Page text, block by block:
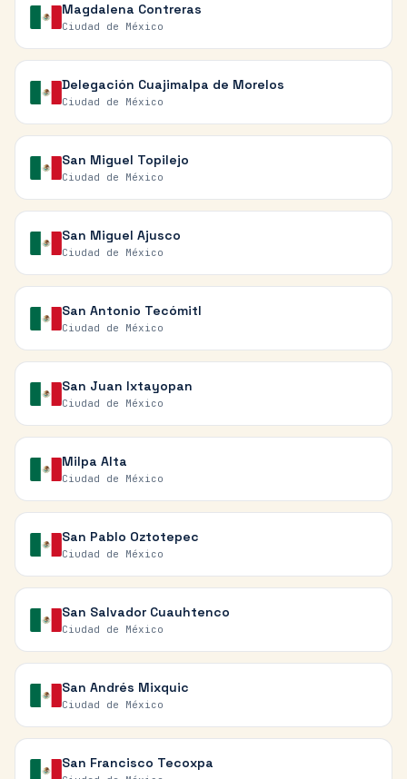
Magdalena Contreras
Ciudad de México
Delegación Cuajimalpa de Morelos
Ciudad de México
San Miguel Topilejo
Ciudad de México
San Miguel Ajusco
Ciudad de México
San Antonio Tecómitl
Ciudad de México
San Juan Ixtayopan
Ciudad de México
Milpa Alta
Ciudad de México
San Pablo Oztotepec
Ciudad de México
San Salvador Cuauhtenco
Ciudad de México
San Andrés Mixquic
Ciudad de México
San Francisco Tecoxpa